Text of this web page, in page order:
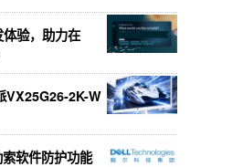
验，助力在
VX25G26-2K-W
软件防护功能